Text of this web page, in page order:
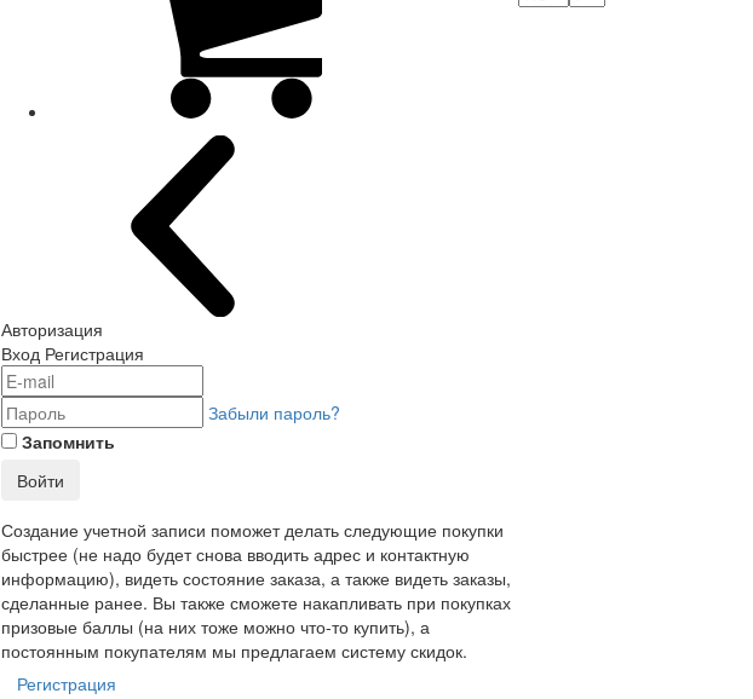
Авторизация
Вход Регистрация
Забыли пароль?
Запомнить
Войти
Создание учетной записи поможет делать следующие покупки
быстрее (не надо будет снова вводить адрес и контактную
информацию), видеть состояние заказа, а также видеть заказы,
сделанные ранее. Вы также сможете накапливать при покупках
призовые баллы (на них тоже можно что-то купить), а
постоянным покупателям мы предлагаем систему скидок.
Регистрация